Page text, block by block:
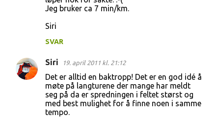
Jeg bruker ca 7 min/km.
Siri
SVAR
Siri 19. april 2011 kl. 21:12
Det er alltid en baktropp! Det er en god idé å
møte på langturene der mange har meldt
seg på da er spredningen i feltet størst og
med best mulighet for å finne noen i samme
tempo.